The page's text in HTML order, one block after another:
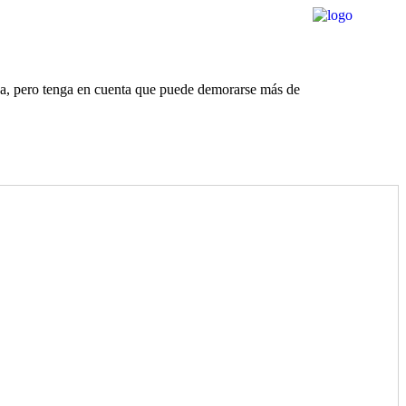
pero tenga en cuenta que puede demorarse más de